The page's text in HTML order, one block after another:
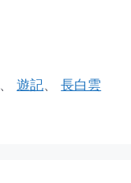
、遊記、長白雲